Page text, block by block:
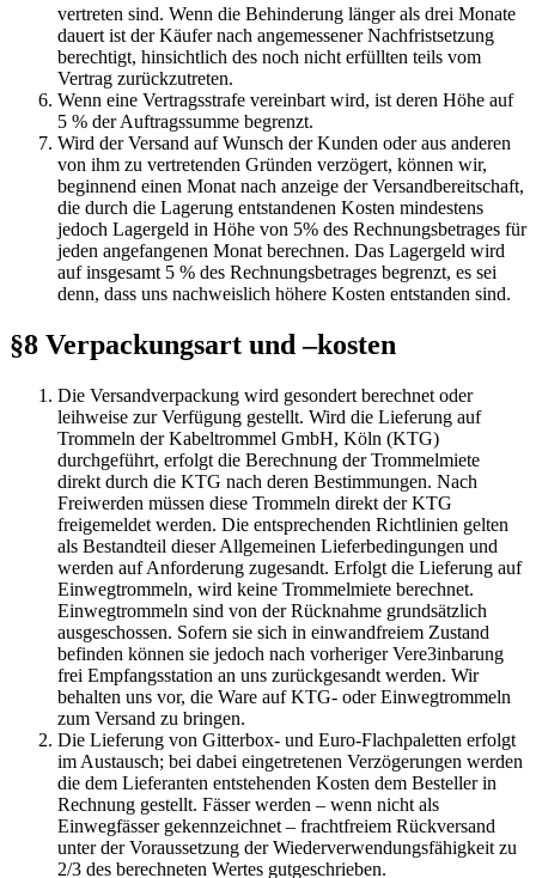
vertreten sind. Wenn die Behinderung länger als drei Monate
dauert ist der Käufer nach angemessener Nachfristsetzung
berechtigt, hinsichtlich des noch nicht erfüllten teils vom
Vertrag zurückzutreten.
Wenn eine Vertragsstrafe vereinbart wird, ist deren Höhe auf
5 % der Auftragssumme begrenzt.
Wird der Versand auf Wunsch der Kunden oder aus anderen
von ihm zu vertretenden Gründen verzögert, können wir,
beginnend einen Monat nach anzeige der Versandbereitschaft,
die durch die Lagerung entstandenen Kosten mindestens
jedoch Lagergeld in Höhe von 5% des Rechnungsbetrages für
jeden angefangenen Monat berechnen. Das Lagergeld wird
auf insgesamt 5 % des Rechnungsbetrages begrenzt, es sei
denn, dass uns nachweislich höhere Kosten entstanden sind.
§8 Verpackungsart und –kosten
Die Versandverpackung wird gesondert berechnet oder
leihweise zur Verfügung gestellt. Wird die Lieferung auf
Trommeln der Kabeltrommel GmbH, Köln (KTG)
durchgeführt, erfolgt die Berechnung der Trommelmiete
direkt durch die KTG nach deren Bestimmungen. Nach
Freiwerden müssen diese Trommeln direkt der KTG
freigemeldet werden. Die entsprechenden Richtlinien gelten
als Bestandteil dieser Allgemeinen Lieferbedingungen und
werden auf Anforderung zugesandt. Erfolgt die Lieferung auf
Einwegtrommeln, wird keine Trommelmiete berechnet.
Einwegtrommeln sind von der Rücknahme grundsätzlich
ausgeschossen. Sofern sie sich in einwandfreiem Zustand
befinden können sie jedoch nach vorheriger Vere3inbarung
frei Empfangsstation an uns zurückgesandt werden. Wir
behalten uns vor, die Ware auf KTG- oder Einwegtrommeln
zum Versand zu bringen.
Die Lieferung von Gitterbox- und Euro-Flachpaletten erfolgt
im Austausch; bei dabei eingetretenen Verzögerungen werden
die dem Lieferanten entstehenden Kosten dem Besteller in
Rechnung gestellt. Fässer werden – wenn nicht als
Einwegfässer gekennzeichnet – frachtfreiem Rückversand
unter der Voraussetzung der Wiederverwendungsfähigkeit zu
2/3 des berechneten Wertes gutgeschrieben.